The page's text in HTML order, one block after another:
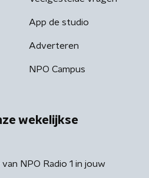
App de studio
Adverteren
NPO Campus
wekelijkse
NPO Radio 1 in jouw